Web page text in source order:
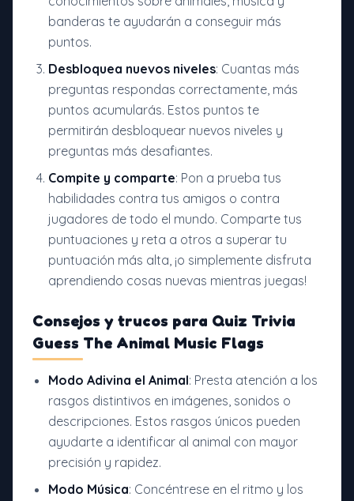
banderas te ayudarán a conseguir más
puntos.
Desbloquea nuevos niveles: Cuantas más
preguntas respondas correctamente, más
puntos acumularás. Estos puntos te
permitirán desbloquear nuevos niveles y
preguntas más desafiantes.
Compite y comparte: Pon a prueba tus
habilidades contra tus amigos o contra
jugadores de todo el mundo. Comparte tus
puntuaciones y reta a otros a superar tu
puntuación más alta, ¡o simplemente disfruta
aprendiendo cosas nuevas mientras juegas!
Consejos y trucos para Quiz Trivia
Guess The Animal Music Flags
Modo Adivina el Animal: Presta atención a los
rasgos distintivos en imágenes, sonidos o
descripciones. Estos rasgos únicos pueden
ayudarte a identificar al animal con mayor
precisión y rapidez.
Modo Música: Concéntrese en el ritmo y los